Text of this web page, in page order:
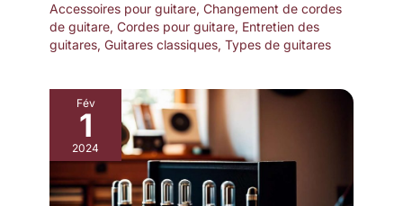
Accessoires pour guitare, Changement de cordes
de guitare, Cordes pour guitare, Entretien des
guitares, Guitares classiques, Types de guitares
Fév
1
2024